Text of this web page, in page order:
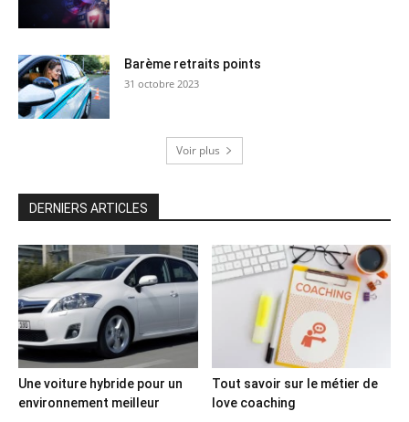
Barème retraits points
31 octobre 2023
Voir plus
DERNIERS ARTICLES
Une voiture hybride pour un
environnement meilleur
Tout savoir sur le métier de
love coaching